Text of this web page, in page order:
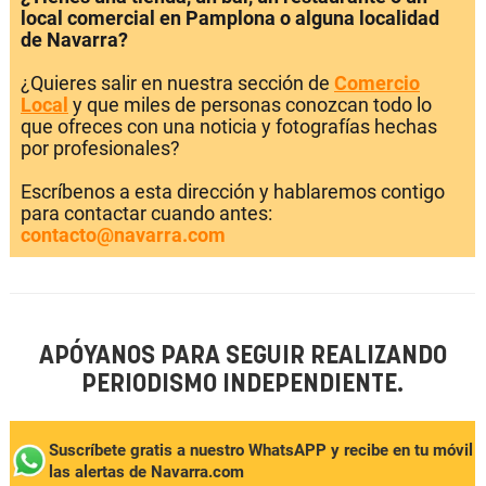
local comercial en Pamplona o alguna localidad
de Navarra?
¿Quieres salir en nuestra sección de Comercio
Local y que miles de personas conozcan todo lo
que ofreces con una noticia y fotografías hechas
por profesionales?
Escríbenos a esta dirección y hablaremos contigo
para contactar cuando antes:
contacto@navarra.com
APÓYANOS PARA SEGUIR REALIZANDO
PERIODISMO INDEPENDIENTE.
Suscríbete gratis a nuestro WhatsAPP y recibe en tu móvil
las alertas de Navarra.com